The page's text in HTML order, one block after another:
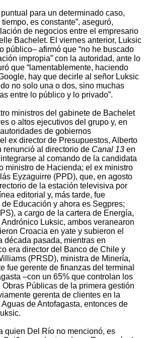
para un determinado caso,
es constante”, aseguró,
de negocios entre el empresario
Bachelet. El viernes anterior, Luksic
público– afirmó que “no he buscado
impropia” con la autoridad, ante lo
que “lamentablemente, haciendo
hay que decirle al señor Luksic
no solo una o dos, sino muchas
entre lo público y lo privado”.
ministros del gabinete de Bachelet
o altos ejecutivos del grupo y, en
de gobiernos
ex director de Presupuestos, Alberto
renunció al directorio de Canal 13 en
al comando de la candidata
ministro de Hacienda; el ex ministro
Eyzaguirre (PPD), que, en agosto
de la estación televisiva por
editorial y, más tarde, fue
Educación y ahora es Segpres;
a cargo de la cartera de Energía,
Luksic, ambos veranearon
Croacia en yate y subieron el
década pasada, mientras en
era director del Banco de Chile y
(PRSD), ministra de Minería,
fue gerente de finanzas del terminal
–con un 65% que controlan los
Obras Públicas de la primera gestión
gerenta de clientes en la
de Antofagasta, entonces de
quien Del Río no mencionó, es